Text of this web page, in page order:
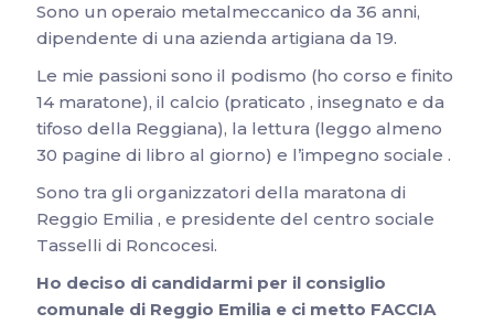
Sono un operaio metalmeccanico da 36 anni,
dipendente di una azienda artigiana da 19.
Le mie passioni sono il podismo (ho corso e finito
14 maratone), il calcio (praticato , insegnato e da
tifoso della Reggiana), la lettura (leggo almeno
30 pagine di libro al giorno) e l’impegno sociale .
Sono tra gli organizzatori della maratona di
Reggio Emilia , e presidente del centro sociale
Tasselli di Roncocesi.
Ho deciso di candidarmi per il consiglio
comunale di Reggio Emilia e ci metto FACCIA